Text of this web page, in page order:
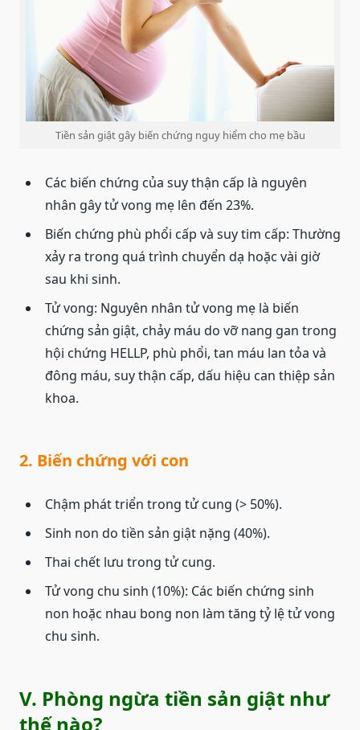
Tiền sản giật gây biến chứng nguy hiểm cho mẹ bầu
Các biến chứng của suy thận cấp là nguyên
nhân gây tử vong mẹ lên đến 23%.
Biến chứng phù phổi cấp và suy tim cấp: Thường
xảy ra trong quá trình chuyển dạ hoặc vài giờ
sau khi sinh.
Tử vong: Nguyên nhân tử vong mẹ là biến
chứng sản giật, chảy máu do vỡ nang gan trong
hội chứng HELLP, phù phổi, tan máu lan tỏa và
đông máu, suy thận cấp, dấu hiệu can thiệp sản
khoa.
2. Biến chứng với con
Chậm phát triển trong tử cung (> 50%).
Sinh non do tiền sản giật nặng (40%).
Thai chết lưu trong tử cung.
Tử vong chu sinh (10%): Các biến chứng sinh
non hoặc nhau bong non làm tăng tỷ lệ tử vong
chu sinh.
V. Phòng ngừa tiền sản giật như
thế nào?